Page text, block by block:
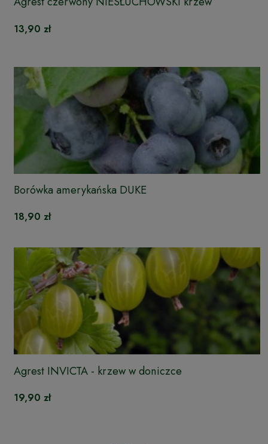
13,90 zł
Borówka amerykańska DUKE
18,90 zł
Agrest INVICTA - krzew w doniczce
19,90 zł